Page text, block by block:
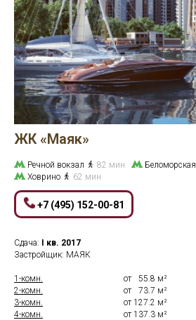
ЖК «Маяк»
Речной вокзал 82 мин Беломорская
Ховрино
62 мин
+7 (495) 152-00-81
Сдача: I кв. 2017
Застройщик: МАЯК
1-комн. от 55.8 м²
2-комн.
от 73.7 м²
3-комн.
от 127.2 м²
4-комн.
от 137.3 м²